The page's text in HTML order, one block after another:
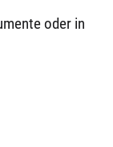
oder in